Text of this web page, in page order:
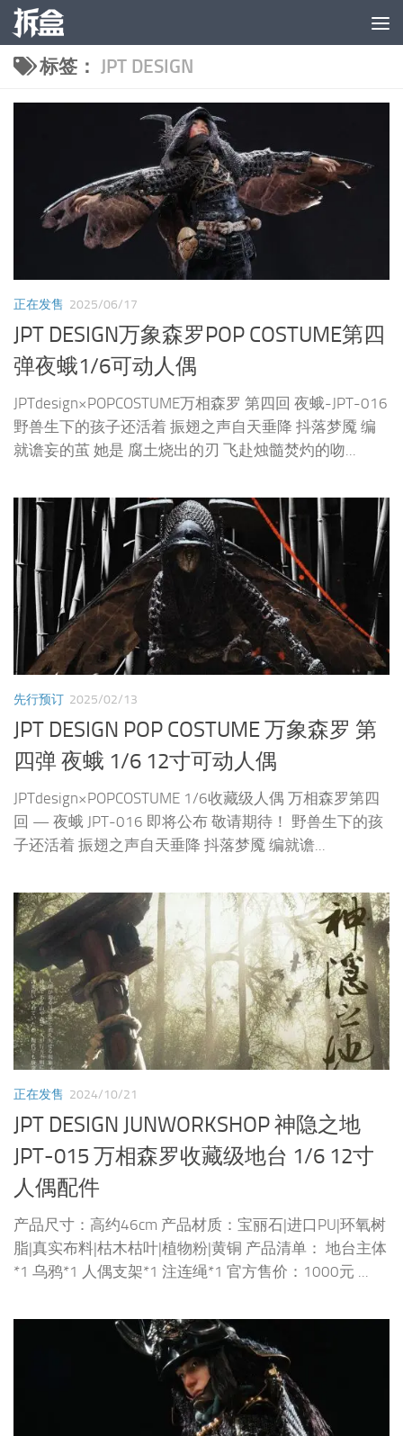
跳至内容
标签： JPT DESIGN
正在发售 2025/06/17
JPT DESIGN万象森罗POP COSTUME第四
弹夜蛾1/6可动人偶
JPTdesign×POPCOSTUME万相森罗 第四回 夜蛾-JPT-016
野兽生下的孩子还活着 振翅之声自天垂降 抖落梦魇 编
就谵妄的茧 她是 腐土烧出的刃 飞赴烛髓焚灼的吻...
先行预订 2025/02/13
JPT DESIGN POP COSTUME 万象森罗 第
四弹 夜蛾 1/6 12寸可动人偶
JPTdesign×POPCOSTUME 1/6收藏级人偶 万相森罗第四
回 — 夜蛾 JPT-016 即将公布 敬请期待！ 野兽生下的孩
子还活着 振翅之声自天垂降 抖落梦魇 编就谵...
正在发售 2024/10/21
JPT DESIGN JUNWORKSHOP 神隐之地
JPT-015 万相森罗收藏级地台 1/6 12寸
人偶配件
产品尺寸：高约46cm 产品材质：宝丽石|进口PU|环氧树
脂|真实布料|枯木枯叶|植物粉|黄铜 产品清单： 地台主体
*1 乌鸦*1 人偶支架*1 注连绳*1 官方售价：1000元 ...